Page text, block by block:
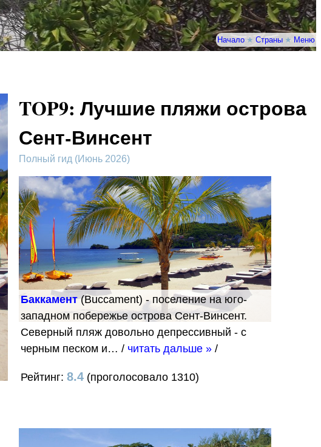
Начало★ Страны ★ Меню
TOP9: Лучшие пляжи острова
Сент-Винсент
Полный гид (Июнь 2026)
Баккамент(Buccament) - поселение на юго-
западном побережье острова Сент-Винсент.
Северный пляж довольно депрессивный - с
черным песком и… / читать дальше »/
Рейтинг: 8.4(проголосовало 1310)